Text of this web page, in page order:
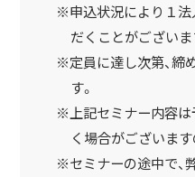
※申込状況により１
だくことがございま
※定員に達し次第、締
す。
※上記セミナー内容
く場合がございます
※セミナーの途中で、